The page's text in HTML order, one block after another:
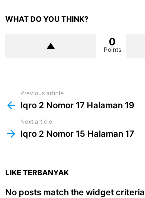
WHAT DO YOU THINK?
0
Points
more
Previous article
Iqro 2 Nomor 17 Halaman 19
Next article
Iqro 2 Nomor 15 Halaman 17
LIKE TERBANYAK
No posts match the widget criteria